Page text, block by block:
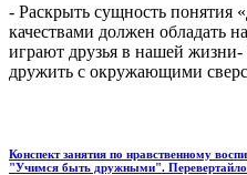
- Раскрыть сущность понятия
качествами должен обладать
играют друзья в нашей
дружить с окружающими
Конспект занятия по нравственному
"Учимся быть дружными".